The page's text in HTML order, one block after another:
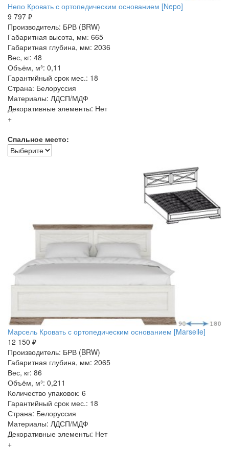
Непо Кровать с ортопедическим основанием [Nepo]
9 797 ₽
Производитель: БРВ (BRW)
Габаритная высота, мм: 665
Габаритная глубина, мм: 2036
Вес, кг: 48
Объём, м³: 0,11
Гарантийный срок мес.: 18
Страна: Белоруссия
Материалы: ЛДСП/МДФ
Декоративные элементы: Нет
+
Спальное место:
Марсель Кровать с ортопедическим основанием [Marselle]
12 150 ₽
Производитель: БРВ (BRW)
Габаритная глубина, мм: 2065
Вес, кг: 86
Объём, м³: 0,211
Количество упаковок: 6
Гарантийный срок мес.: 18
Страна: Белоруссия
Материалы: ЛДСП/МДФ
Декоративные элементы: Нет
+